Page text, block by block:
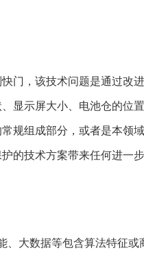
门，该技术问题是通过改
显示屏大小、电池仓的位
规组成部分，或者是本领
的技术方案带来任何进一
大数据等包含算法特征